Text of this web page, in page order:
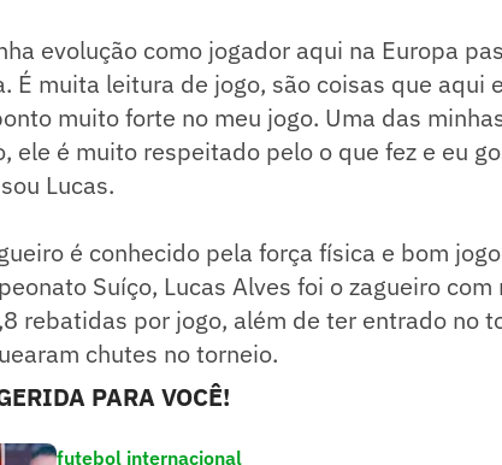
evolução como jogador aqui na Europa
É muita leitura de jogo, são coisas que aqui
muito forte no meu jogo. Uma das
ele é muito respeitado pelo o que fez e eu
Lucas.
é conhecido pela força física e bom
Suíço, Lucas Alves foi o zagueiro
rebatidas por jogo, além de ter entrado no
chutes no torneio.
PARA VOCÊ!
futebol internacional